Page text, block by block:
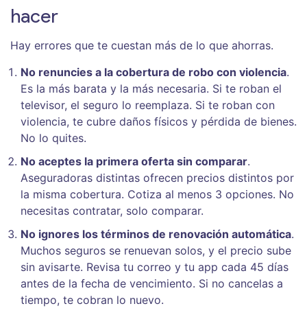
hacer
Hay errores que te cuestan más de lo que ahorras.
No renuncies a la cobertura de robo con violencia.
Es la más barata y la más necesaria. Si te roban el
televisor, el seguro lo reemplaza. Si te roban con
violencia, te cubre daños físicos y pérdida de bienes.
No lo quites.
No aceptes la primera oferta sin comparar.
Aseguradoras distintas ofrecen precios distintos por
la misma cobertura. Cotiza al menos 3 opciones. No
necesitas contratar, solo comparar.
No ignores los términos de renovación automática.
Muchos seguros se renuevan solos, y el precio sube
sin avisarte. Revisa tu correo y tu app cada 45 días
antes de la fecha de vencimiento. Si no cancelas a
tiempo, te cobran lo nuevo.